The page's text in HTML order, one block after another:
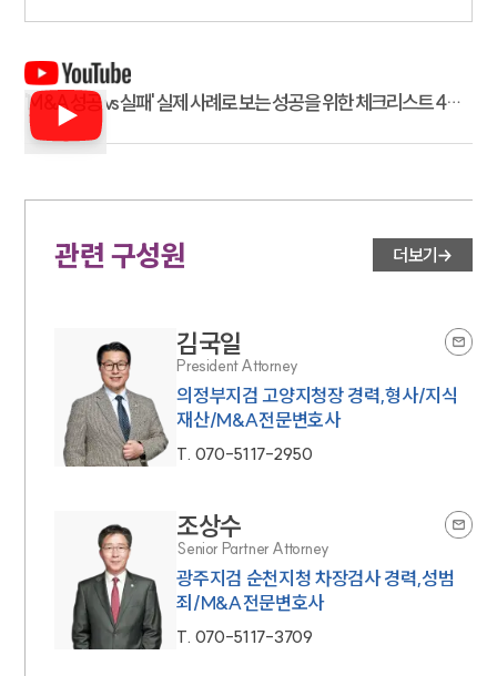
'M&A 성공 vs 실패' 실제 사례로 보는 성공을 위한 체크리스트 4가
지
관련 구성원 더보기
김국일
President Attorney
의정부지검 고양지청장 경력,형사/지식
재산/M&A전문변호사
T. 070-5117-2950
조상수
Senior Partner Attorney
광주지검 순천지청 차장검사 경력,성범
죄/M&A전문변호사
T. 070-5117-3709